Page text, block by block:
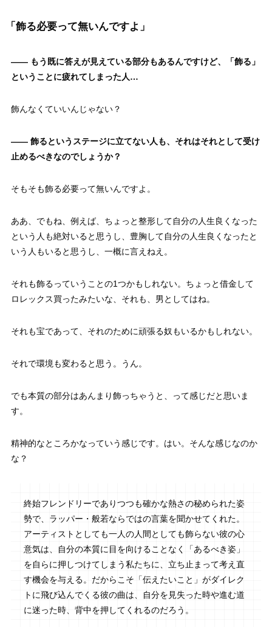
「飾る必要って無いんですよ」
—— もう既に答えが見えている部分もあるんですけど、「飾る」
ということに疲れてしまった人…
飾んなくていいんじゃない？
—— 飾るというステージに立てない人も、それはそれとして受け
止めるべきなのでしょうか？
そもそも飾る必要って無いんですよ。
ああ、でもね、例えば、ちょっと整形して自分の人生良くなった
という人も絶対いると思うし、豊胸して自分の人生良くなったと
いう人もいると思うし、一概に言えねえ。
それも飾るっていうことの1つかもしれない。ちょっと借金して
ロレックス買ったみたいな、それも、男としてはね。
それも宝であって、それのために頑張る奴もいるかもしれない。
それで環境も変わると思う。うん。
でも本質の部分はあんまり飾っちゃうと、って感じだと思いま
す。
精神的なところかなっていう感じです。はい。そんな感じなのか
な？
終始フレンドリーでありつつも確かな熱さの秘められた姿
勢で、ラッパー・般若ならではの言葉を聞かせてくれた。
アーティストとしても一人の人間としても飾らない彼の心
意気は、自分の本質に目を向けることなく「あるべき姿」
を自らに押しつけてしまう私たちに、立ち止まって考え直
す機会を与える。だからこそ「伝えたいこと」がダイレク
トに飛び込んでくる彼の曲は、自分を見失った時や進む道
に迷った時、背中を押してくれるのだろう。